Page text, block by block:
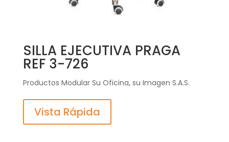
SILLA EJECUTIVA PRAGA
REF 3-726
Productos Modular Su Oficina, su Imagen S.A.S.
Vista Rápida